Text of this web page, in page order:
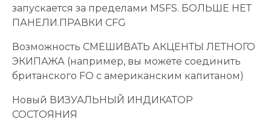
запускается за пределами MSFS. БОЛЬШЕ НЕТ
ПАНЕЛИ.ПРАВКИ CFG
Возможность СМЕШИВАТЬ АКЦЕНТЫ ЛЕТНОГО
ЭКИПАЖА (например, вы можете соединить
британского FO с американским капитаном)
Новый ВИЗУАЛЬНЫЙ ИНДИКАТОР
СОСТОЯНИЯ